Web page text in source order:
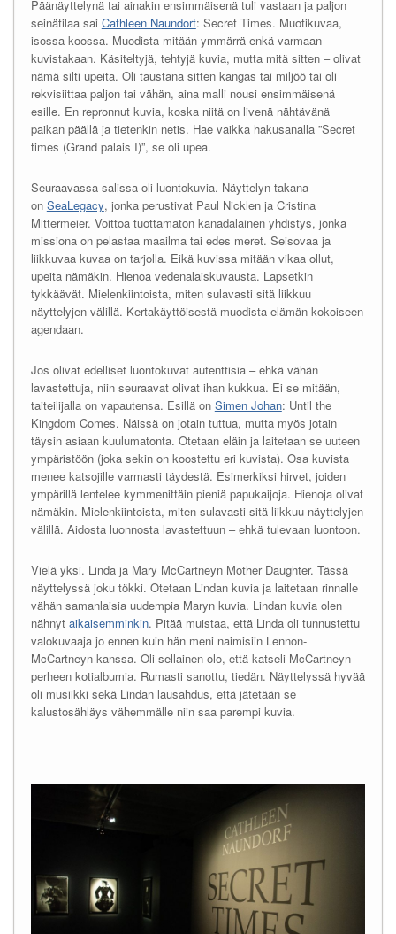
Päänäyttelynä tai ainakin ensimmäisenä tuli vastaan ja paljon
seinätilaa sai Cathleen Naundorf: Secret Times. Muotikuvaa,
isossa koossa. Muodista mitään ymmärrä enkä varmaan
kuvistakaan. Käsiteltyjä, tehtyjä kuvia, mutta mitä sitten – olivat
nämä silti upeita. Oli taustana sitten kangas tai miljöö tai oli
rekvisiittaa paljon tai vähän, aina malli nousi ensimmäisenä
esille. En repronnut kuvia, koska niitä on livenä nähtävänä
paikan päällä ja tietenkin netis. Hae vaikka hakusanalla ”Secret
times (Grand palais I)”, se oli upea.
Seuraavassa salissa oli luontokuvia. Näyttelyn takana
on SeaLegacy, jonka perustivat Paul Nicklen ja Cristina
Mittermeier. Voittoa tuottamaton kanadalainen yhdistys, jonka
missiona on pelastaa maailma tai edes meret. Seisovaa ja
liikkuvaa kuvaa on tarjolla. Eikä kuvissa mitään vikaa ollut,
upeita nämäkin. Hienoa vedenalaiskuvausta. Lapsetkin
tykkäävät. Mielenkiintoista, miten sulavasti sitä liikkuu
näyttelyjen välillä. Kertakäyttöisestä muodista elämän kokoiseen
agendaan.
Jos olivat edelliset luontokuvat autenttisia – ehkä vähän
lavastettuja, niin seuraavat olivat ihan kukkua. Ei se mitään,
taiteilijalla on vapautensa. Esillä on Simen Johan: Until the
Kingdom Comes. Näissä on jotain tuttua, mutta myös jotain
täysin asiaan kuulumatonta. Otetaan eläin ja laitetaan se uuteen
ympäristöön (joka sekin on koostettu eri kuvista). Osa kuvista
menee katsojille varmasti täydestä. Esimerkiksi hirvet, joiden
ympärillä lentelee kymmenittäin pieniä papukaijoja. Hienoja olivat
nämäkin. Mielenkiintoista, miten sulavasti sitä liikkuu näyttelyjen
välillä. Aidosta luonnosta lavastettuun – ehkä tulevaan luontoon.
Vielä yksi. Linda ja Mary McCartneyn Mother Daughter. Tässä
näyttelyssä joku tökki. Otetaan Lindan kuvia ja laitetaan rinnalle
vähän samanlaisia uudempia Maryn kuvia. Lindan kuvia olen
nähnyt aikaisemminkin. Pitää muistaa, että Linda oli tunnustettu
valokuvaaja jo ennen kuin hän meni naimisiin Lennon-
McCartneyn kanssa. Oli sellainen olo, että katseli McCartneyn
perheen kotialbumia. Rumasti sanottu, tiedän. Näyttelyssä hyvää
oli musiikki sekä Lindan lausahdus, että jätetään se
kalustosähläys vähemmälle niin saa parempi kuvia.